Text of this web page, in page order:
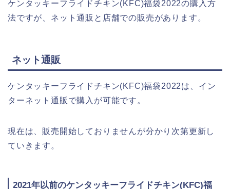
ケンタッキーフライドチキン(KFC)福袋2022の購入方
法ですが、ネット通販と店舗での販売があります。
ネット通販
ケンタッキーフライドチキン(KFC)福袋2022は、イン
ターネット通販で購入が可能です。
現在は、販売開始しておりませんが分かり次第更新し
ていきます。
2021年以前のケンタッキーフライドチキン(KFC)福